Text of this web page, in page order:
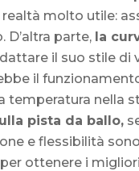
molto utile:
parte, la
il suo stile
il
temperatura nella
pista da ballo,
e flessibilità
ottenere i